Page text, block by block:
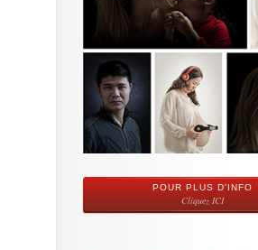
POUR PLUS D'INFO
Cliquez ICI